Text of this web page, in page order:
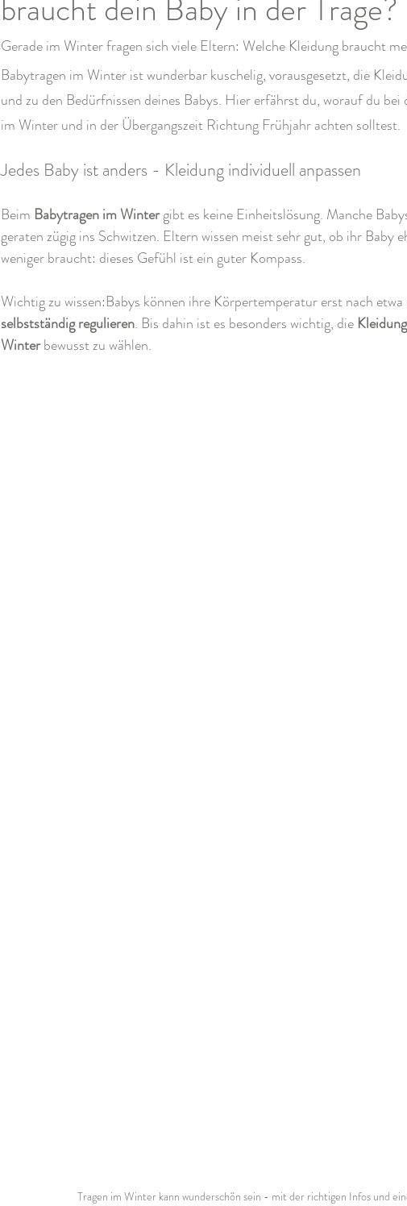
Gerade im Winter fragen sich viele Eltern: Welche Kleidung braucht
Babytragen im Winter ist wunderbar kuschelig, vorausgesetzt, die
und zu den Bedürfnissen deines Babys. Hier erfährst du, worauf du
im Winter und in der Übergangszeit Richtung Frühjahr achten solltest.
Jedes Baby ist anders - Kleidung individuell anpassen
Beim Babytragen im Winter gibt es keine Einheitslösung. Manche
geraten zügig ins Schwitzen. Eltern wissen meist sehr gut, ob ihr Baby
weniger braucht: dieses Gefühl ist ein guter Kompass.
Wichtig zu wissen:Babys können ihre Körpertemperatur erst nach etwa
selbstständig regulieren. Bis dahin ist es besonders wichtig, die
Winter bewusst zu wählen.
Tragen im Winter kann wunderschön sein - mit der richtigen Infos und